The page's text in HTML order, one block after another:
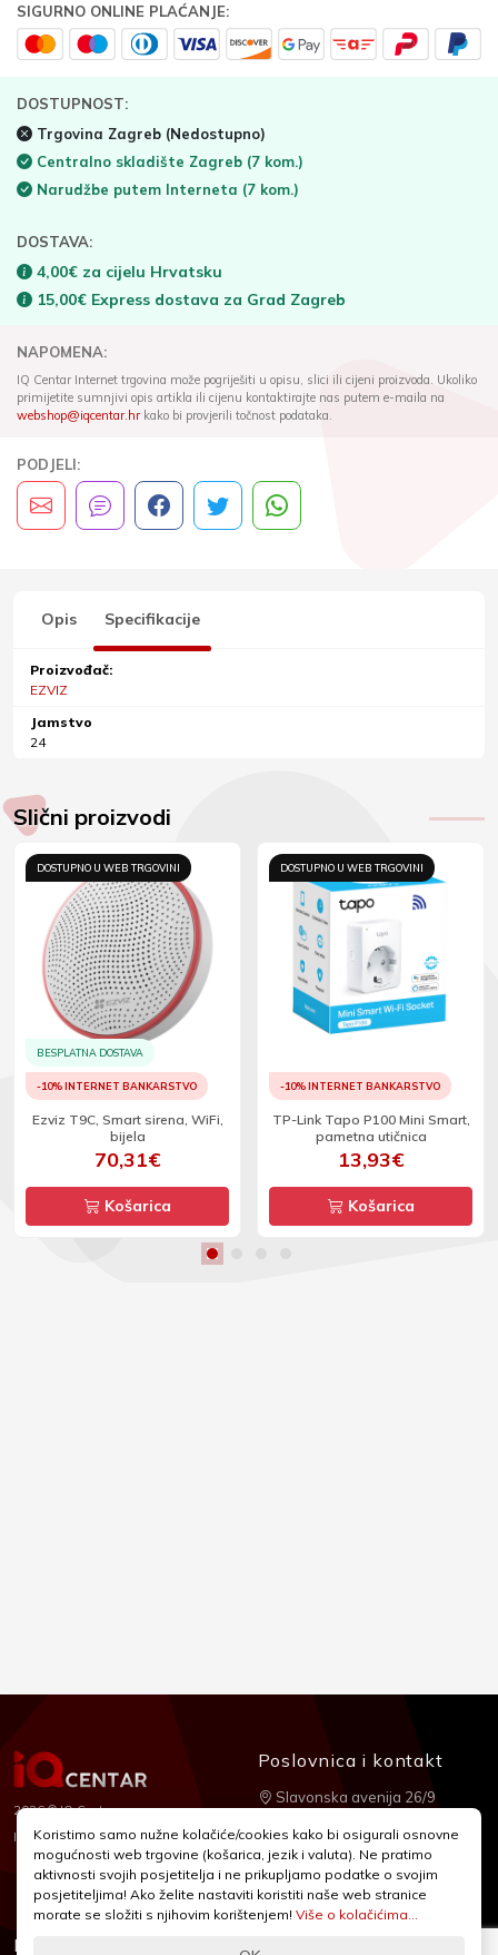
SIGURNO ONLINE PLAĆANJE:
DOSTUPNOST:
Trgovina Zagreb (Nedostupno)
Centralno skladište Zagreb (7 kom.)
Narudžbe putem Interneta (7 kom.)
DOSTAVA:
4,00€ za cijelu Hrvatsku
15,00€ Express dostava za Grad Zagreb
NAPOMENA:
IQ Centar Internet trgovina može pogriješiti u opisu, slici ili cijeni proizvoda. Ukoliko
primijetite sumnjivi opis artikla ili cijenu kontaktirajte nas putem e-maila na
webshop@iqcentar.hrkako bi provjerili točnost podataka.
PODJELI:
Opis Specifikacije
Proizvođač:
EZVIZ
Jamstvo
24
Slični proizvodi
DOSTUPNO U WEB TRGOVINI
BESPLATNA DOSTAVA
-10% INTERNET BANKARSTVO
Ezviz T9C, Smart sirena, WiFi,
bijela
70,31€
Košarica
DOSTUPNO U WEB TRGOVINI
-10% INTERNET BANKARSTVO
TP-Link Tapo P100 Mini Smart,
pametna utičnica
13,93€
Košarica
2026 © IQ Centar
Izrada:Nubilus
Informacije Podrška
Poslovnica i kontakt
Slavonska avenija 26/9
+385 1 2455 950
webshop@iqcentar.hr
Pon - Pet od 9 - 17h
Koristimo samo nužne kolačiće/cookies kako bi osigurali osnovne
mogućnosti web trgovine (košarica, jezik i valuta). Ne pratimo
aktivnosti svojih posjetitelja i ne prikupljamo podatke o svojim
posjetiteljima! Ako želite nastaviti koristiti naše web stranice
morate se složiti s njihovim korištenjem! Više o kolačićima...